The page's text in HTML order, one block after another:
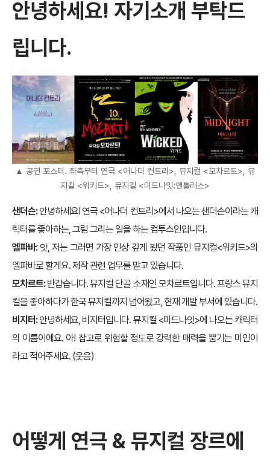
안녕하세요! 자기소개 부탁드
립니다.
▲ 공연 포스터. 좌측부터 연극 <어나더 컨트리>, 뮤지컬 <모차르트>, 뮤
지컬 <위키드>, 뮤지컬 <미드나잇:앤틀러스>
샌더슨:안녕하세요! 연극 <어나더 컨트리>에서 나오는 샌더슨이라는 캐
릭터를 좋아하는, 그림 그리는 일을 하는 컴투스인입니다.
엘파바: 앗, 저는 그러면 가장 인상 깊게 봤던 작품인 뮤지컬<위키드>의
엘파바로 할게요. 제작 관련 업무를 맡고 있습니다.
모차르트:반갑습니다. 뮤지컬 단골 소재인 모차르트입니다. 프랑스 뮤지
컬을 좋아하다가 한국 뮤지컬까지 넘어왔고, 현재 개발 부서에 있습니다.
비지터:안녕하세요, 비지터입니다. 뮤지컬 <미드나잇>에 나오는 캐릭터
의 이름이에요. 아! 참고로 위험할 정도로 강력한 매력을 뿜기는 미인이
라고 적어주세요. (웃음)
어떻게 연극 & 뮤지컬 장르에